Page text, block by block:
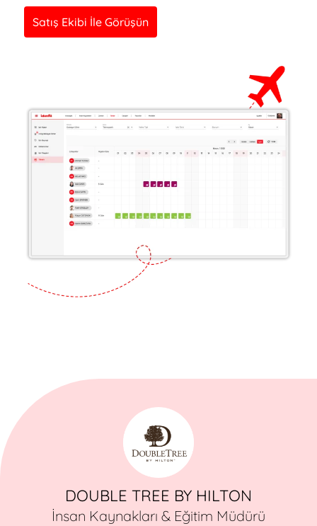
Satış Ekibi İle Görüşün
DOUBLE TREE BY HILTON
İnsan Kaynakları & Eğitim Müdürü